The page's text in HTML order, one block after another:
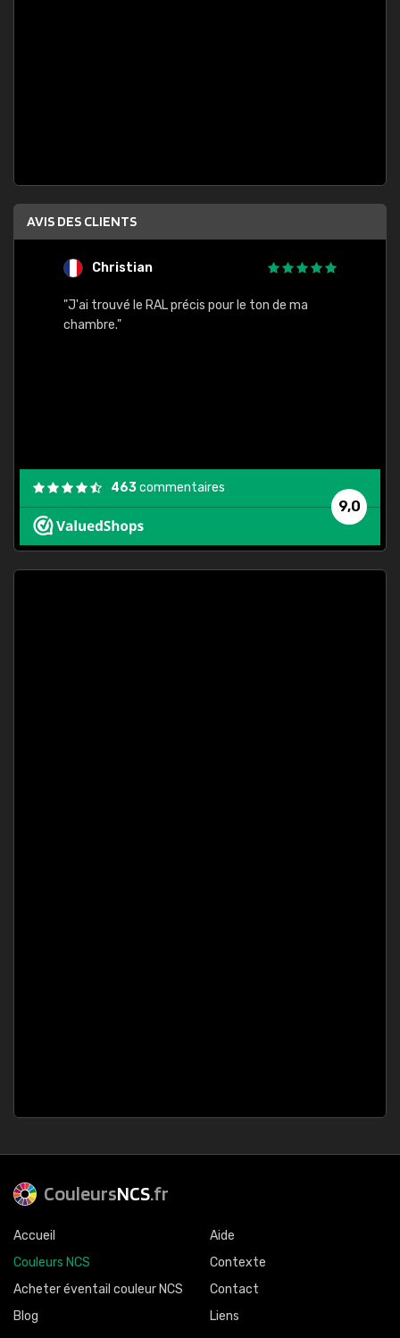
AVIS DES CLIENTS
Christian
"J'ai trouvé le RAL précis pour le ton de ma
chambre."
9,0
463commentaires
CouleursNCS.fr
Accueil
Couleurs NCS
Acheter éventail couleur NCS
Blog
Aide
Contexte
Contact
Liens